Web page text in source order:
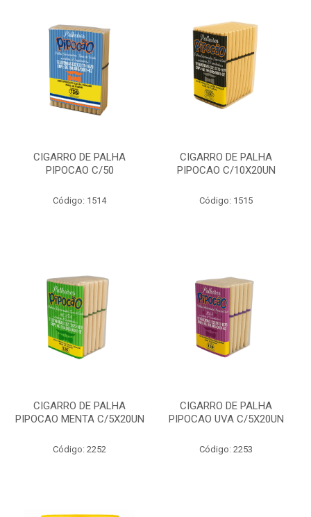
CIGARRO DE PALHA
PIPOCAO C/50
Código: 1514
CIGARRO DE PALHA
PIPOCAO C/10X20UN
Código: 1515
CIGARRO DE PALHA
PIPOCAO MENTA C/5X20UN
Código: 2252
CIGARRO DE PALHA
PIPOCAO UVA C/5X20UN
Código: 2253